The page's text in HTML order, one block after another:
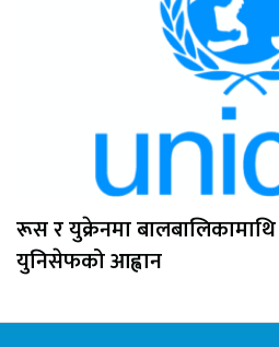
रूस र युक्रेनमा
युनिसेफको आह्वान